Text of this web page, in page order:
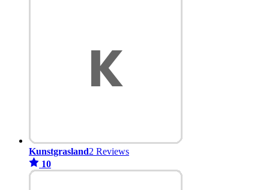
Kunstgrasland2 Reviews
10